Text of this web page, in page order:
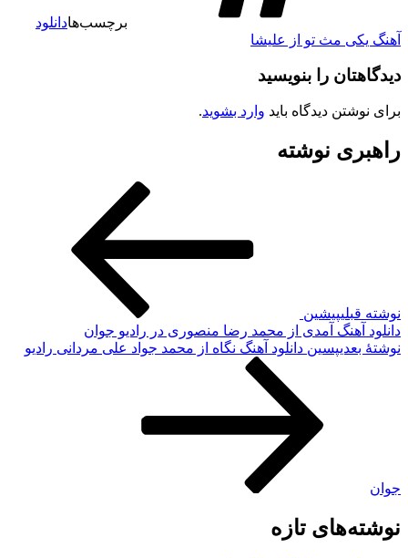
برچسب‌هادانلود
یکی مث تو از علیشا
را بنویسید
نوشتن دیدگاه بایدوارد بشوید.
نوشته
قبلیپیشین
آهنگ آمدی از محمد رضا منصوری در رادیو جوان
بعدیپسین دانلود آهنگ نگاه از محمد جواد علی مردانی رادیو
تازه